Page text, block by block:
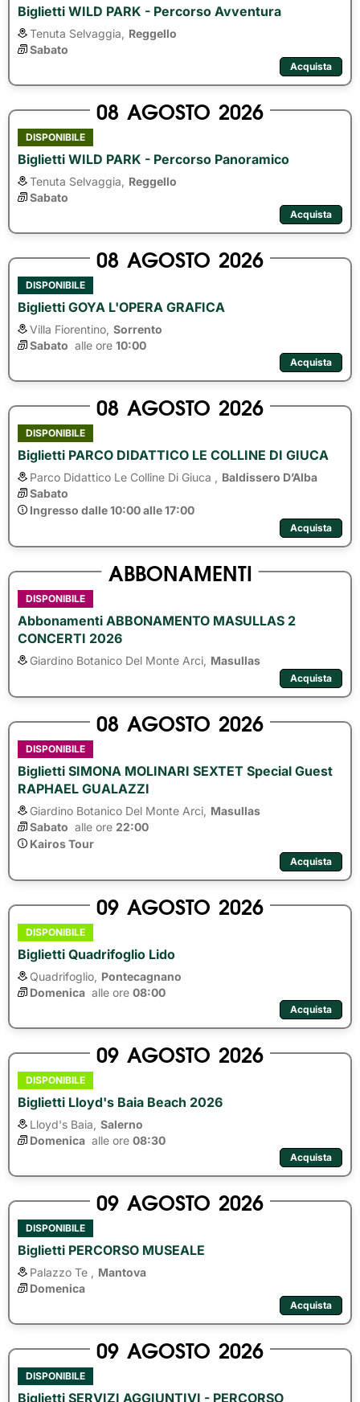
Biglietti WILD PARK - Percorso Avventura
Tenuta Selvaggia,
Reggello
Sabato
Acquista
08 AGOSTO 2026
DISPONIBILE
Biglietti WILD PARK - Percorso Panoramico
Tenuta Selvaggia,
Reggello
Sabato
Acquista
08 AGOSTO 2026
DISPONIBILE
Biglietti GOYA L'OPERA GRAFICA
Villa Fiorentino, Sorrento
Sabato alle ore 10:00
Acquista
08 AGOSTO 2026
DISPONIBILE
Biglietti PARCO DIDATTICO LE COLLINE DI GIUCA
Parco Didattico Le Colline Di Giuca ,
Baldissero D’Alba
Sabato
Ingresso dalle 10:00 alle 17:00
Acquista
ABBONAMENTI
DISPONIBILE
Abbonamenti ABBONAMENTO MASULLAS 2
CONCERTI 2026
Giardino Botanico Del Monte Arci, Masullas
Acquista
08 AGOSTO 2026
DISPONIBILE
Biglietti SIMONA MOLINARI SEXTET Special Guest
RAPHAEL GUALAZZI
Giardino Botanico Del Monte Arci, Masullas
Sabato alle ore 22:00
Kairos Tour
Acquista
09 AGOSTO 2026
DISPONIBILE
Biglietti Quadrifoglio Lido
Quadrifoglio, Pontecagnano
Domenica alle ore 08:00
Acquista
09 AGOSTO 2026
DISPONIBILE
Biglietti Lloyd's Baia Beach 2026
Lloyd's Baia, Salerno
Domenica alle ore 08:30
Acquista
09 AGOSTO 2026
DISPONIBILE
Biglietti PERCORSO MUSEALE
Palazzo Te ,
Mantova
Domenica
Acquista
09 AGOSTO 2026
DISPONIBILE
Biglietti SERVIZI AGGIUNTIVI - PERCORSO